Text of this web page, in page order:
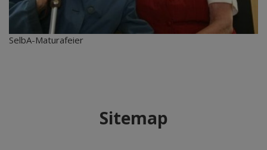
SelbA-Maturafeier
Sitemap